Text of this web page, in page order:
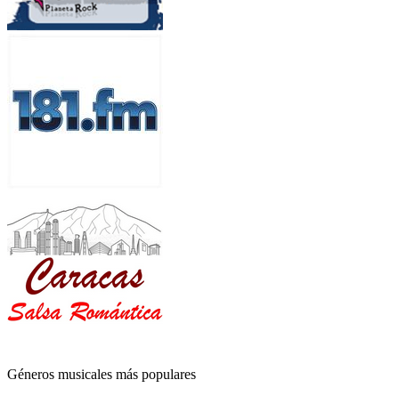
Géneros musicales más populares